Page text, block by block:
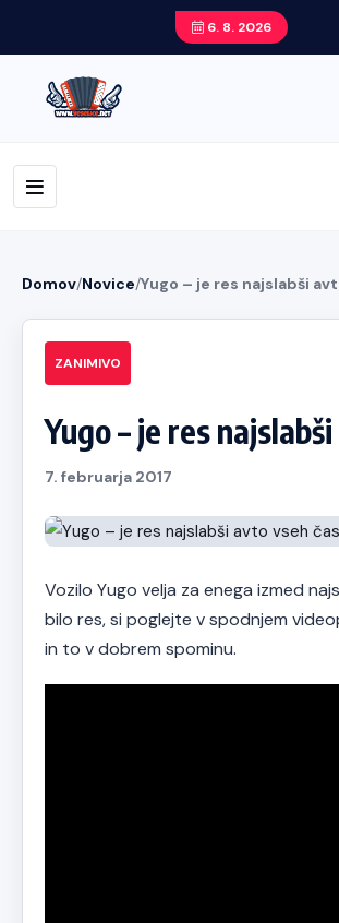
6. 8. 2026
Domov/Novice/Yugo – je res najslabši
ZANIMIVO
Yugo – je res
7. februarja 2017
Vozilo Yugo velja za enega izmed
bilo res, si poglejte v spodnjem
in to v dobrem spominu.